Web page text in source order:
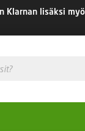
Klarnan lisäksi